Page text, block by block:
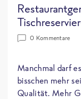
0 Kommentare
Manchmal darf
bisschen mehr
Qualität. Mehr